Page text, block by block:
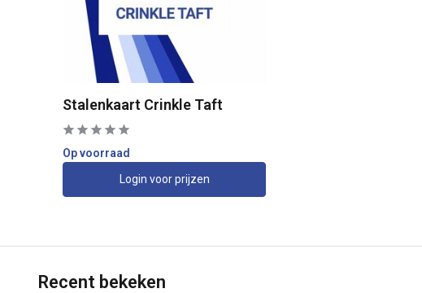
Stalenkaart Crinkle Taft
Op voorraad
Login voor prijzen
Recent bekeken